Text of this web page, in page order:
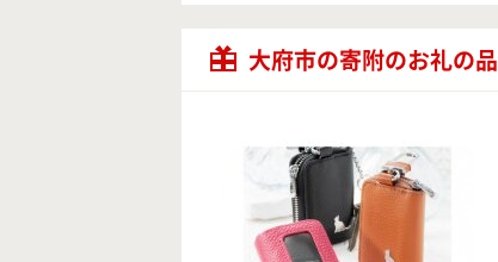
大府市の寄附のお礼の品